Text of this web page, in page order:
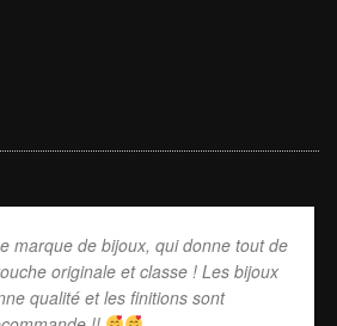
marque de bijoux, qui donne tout de
originale et classe ! Les bijoux
qualité et les finitions sont